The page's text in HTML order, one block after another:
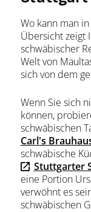
Wo kann man
Übersicht zeigt
schwäbischer
Welt von
sich von dem
Wenn Sie sich
können,
schwäbischen
Carl's
schwäbische
Stuttgarter
eine Portion
verwöhnt es
schwäbischen